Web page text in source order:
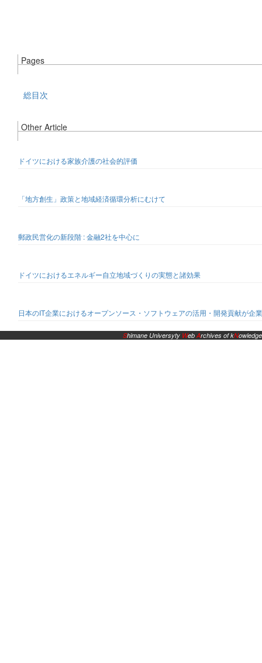
Pages
総目次
Other Article
ドイツにおける家族介護の社会的評価
「地方創生」政策と地域経済循環分析にむけて
郵政民営化の新段階 : 金融2社を中心に
ドイツにおけるエネルギー自立地域づくりの実態と諸効果
日本のIT企業におけるオープンソース・ソフトウェアの活用・開発貢献が企
Shimane Universyty WebArchives of kNowledge